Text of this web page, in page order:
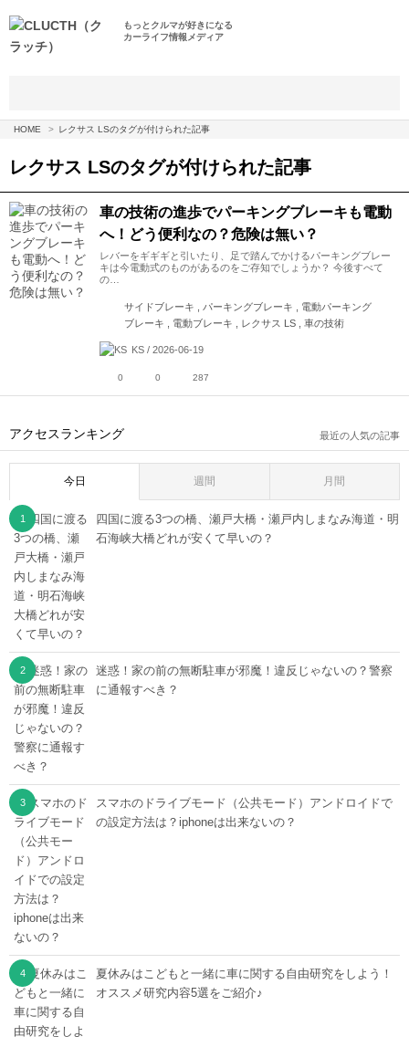
もっとクルマが好きになる
カーライフ情報メディア
HOME レクサス LSのタグが付けられた記事
レクサス LSのタグが付けられた記事
車の技術の進歩でパーキングブレーキも電動
へ！どう便利なの？危険は無い？
レバーをギギギと引いたり、足で踏んでかけるパーキングブレー
キは今電動式のものがあるのをご存知でしょうか？ 今後すべて
の…
サイドブレーキ , パーキングブレーキ , 電動パーキング
ブレーキ , 電動ブレーキ , レクサス LS , 車の技術
KS / 2026-06-19
0 0 287
アクセスランキング 最近の人気の記事
今日 週間 月間
四国に渡る3つの橋、瀬戸大橋・瀬戸内しまなみ海道・明
石海峡大橋どれが安くて早いの？
迷惑！家の前の無断駐車が邪魔！違反じゃないの？警察
に通報すべき？
スマホのドライブモード（公共モード）アンドロイドで
の設定方法は？iphoneは出来ないの？
夏休みはこどもと一緒に車に関する自由研究をしよう！
オススメ研究内容5選をご紹介♪